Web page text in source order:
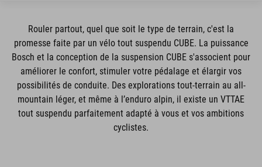
Rouler partout, quel que soit le type de terrain, c'est la
promesse faite par un vélo tout suspendu CUBE. La puissance
Bosch et la conception de la suspension CUBE s'associent pour
améliorer le confort, stimuler votre pédalage et élargir vos
possibilités de conduite. Des explorations tout-terrain au all-
mountain léger, et même à l’enduro alpin, il existe un VTTAE
tout suspendu parfaitement adapté à vous et vos ambitions
cyclistes.